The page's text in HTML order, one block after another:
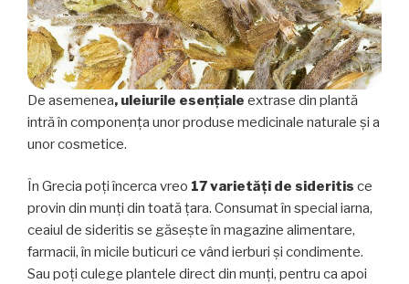
De asemenea, uleiurile esențiale extrase din plantă
intră în componența unor produse medicinale naturale și a
unor cosmetice.
În Grecia poți încerca vreo 17 varietăți de sideritis ce
provin din munți din toată țara. Consumat în special iarna,
ceaiul de sideritis se găsește în magazine alimentare,
farmacii, în micile buticuri ce vând ierburi și condimente.
Sau poți culege plantele direct din munți, pentru ca apoi